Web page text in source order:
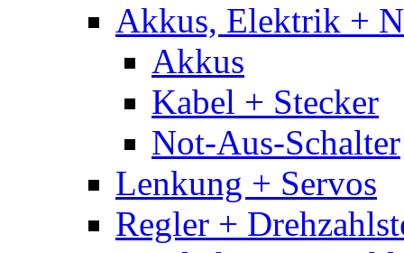
Akkus, Elektrik +
Akkus
Kabel + Stecker
Not-Aus-Schalter
Lenkung + Servos
Regler +